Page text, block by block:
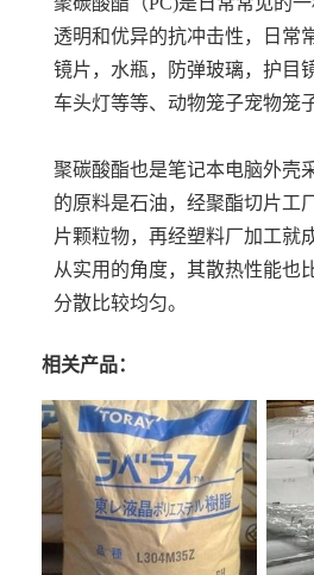
透明和优异的抗冲击性，日常
镜片，水瓶，防弹玻璃，护目
车头灯等等、动物笼子宠物笼
聚碳酸酯也是笔记本电脑外壳
的原料是石油，经聚酯切片工
片颗粒物，再经塑料厂加工就
从实用的角度，其散热性能也
分散比较均匀。
相关产品：